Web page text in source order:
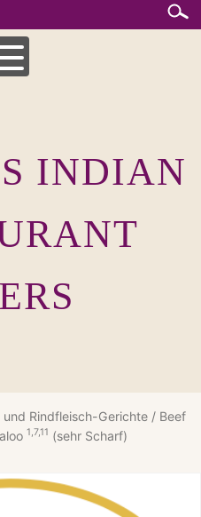
INDIAN
und Rindfleisch-Gerichte/ Beef
1,7,11 (sehr Scharf)